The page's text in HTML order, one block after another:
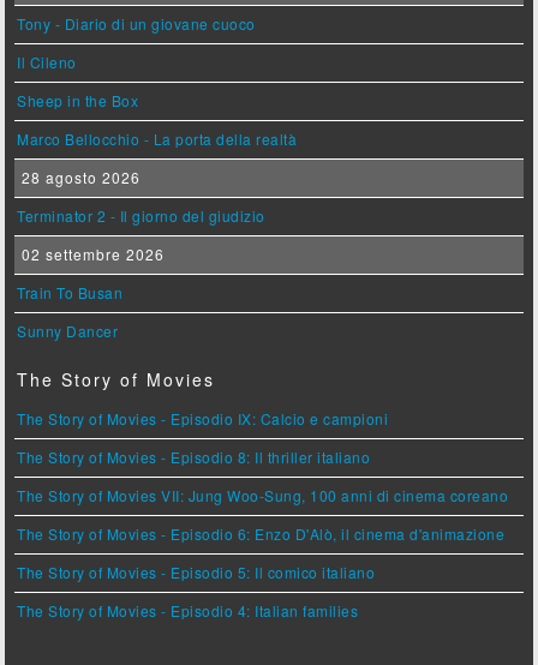
Tony - Diario di un giovane cuoco
Il Cileno
Sheep in the Box
Marco Bellocchio - La porta della realtà
28 agosto 2026
Terminator 2 - Il giorno del giudizio
02 settembre 2026
Train To Busan
Sunny Dancer
The Story of Movies
The Story of Movies - Episodio IX: Calcio e campioni
The Story of Movies - Episodio 8: Il thriller italiano
The Story of Movies VII: Jung Woo-Sung, 100 anni di cinema coreano
The Story of Movies - Episodio 6: Enzo D'Alò, il cinema d'animazione
The Story of Movies - Episodio 5: Il comico italiano
The Story of Movies - Episodio 4: Italian families